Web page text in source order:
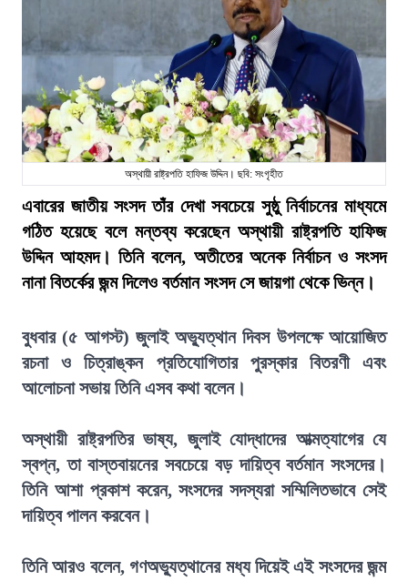
অস্থায়ী রাষ্ট্রপতি হাফিজ উদ্দিন। ছবি: সংগৃহীত
এবারের জাতীয় সংসদ তাঁর দেখা সবচেয়ে সুষ্ঠু নির্বাচনের মাধ্যমে
গঠিত হয়েছে বলে মন্তব্য করেছেন অস্থায়ী রাষ্ট্রপতি হাফিজ
উদ্দিন আহমদ। তিনি বলেন, অতীতের অনেক নির্বাচন ও সংসদ
নানা বিতর্কের জন্ম দিলেও বর্তমান সংসদ সে জায়গা থেকে ভিন্ন।
বুধবার (৫ আগস্ট) জুলাই অভ্যুত্থান দিবস উপলক্ষে আয়োজিত
রচনা ও চিত্রাঙ্কন প্রতিযোগিতার পুরস্কার বিতরণী এবং
আলোচনা সভায় তিনি এসব কথা বলেন।
অস্থায়ী রাষ্ট্রপতির ভাষ্য, জুলাই যোদ্ধাদের আত্মত্যাগের যে
স্বপ্ন, তা বাস্তবায়নের সবচেয়ে বড় দায়িত্ব বর্তমান সংসদের।
তিনি আশা প্রকাশ করেন, সংসদের সদস্যরা সম্মিলিতভাবে সেই
দায়িত্ব পালন করবেন।
তিনি আরও বলেন, গণঅভ্যুত্থানের মধ্য দিয়েই এই সংসদের জন্ম